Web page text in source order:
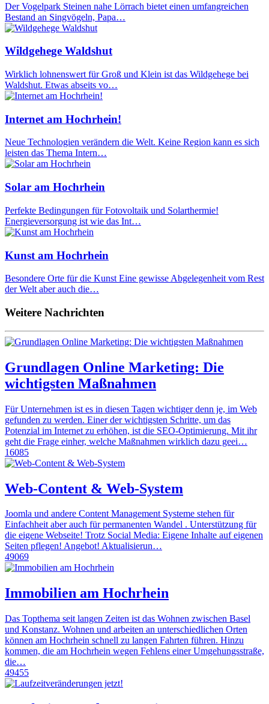
Der Vogelpark Steinen nahe Lörrach bietet einen umfangreichen
Bestand an Singvögeln, Papa…
Wildgehege Waldshut
Wirklich lohnenswert für Groß und Klein ist das Wildgehege bei
Waldshut. Etwas abseits vo…
Internet am Hochrhein!
Neue Technologien verändern die Welt. Keine Region kann es sich
leisten das Thema Intern…
Solar am Hochrhein
Perfekte Bedingungen für Fotovoltaik und Solarthermie!
Energieversorgung ist wie das Int…
Kunst am Hochrhein
Besondere Orte für die Kunst Eine gewisse Abgelegenheit vom Rest
der Welt aber auch die…
Weitere Nachrichten
Grundlagen Online Marketing: Die
wichtigsten Maßnahmen
Für Unternehmen ist es in diesen Tagen wichtiger denn je, im Web
gefunden zu werden. Einer der wichtigsten Schritte, um das
Potenzial im Internet zu erhöhen, ist die SEO-Optimierung. Mit ihr
geht die Frage einher, welche Maßnahmen wirklich dazu geei…
16085
Web-Content & Web-System
Joomla und andere Content Management Systeme stehen für
Einfachheit aber auch für permanenten Wandel . Unterstützung für
die eigene Webseite! Trotz Social Media: Eigene Inhalte auf eigenen
Seiten pflegen! Angebot! Aktualisierun…
49069
Immobilien am Hochrhein
Das Topthema seit langen Zeiten ist das Wohnen zwischen Basel
und Konstanz. Wohnen und arbeiten an unterschiedlichen Orten
können am Hochrhein schnell zu langen Fahrten führen. Hinzu
kommen, die am Hochrhein wegen Fehlens einer Umgehungsstraße,
die…
49455